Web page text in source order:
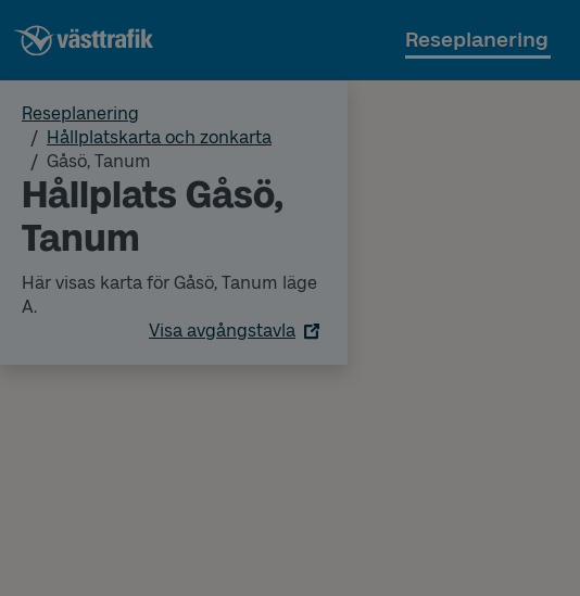
Reseplanering
Reseplanering
Hållplatskarta och zonkarta
Gåsö, Tanum
Hållplats Gåsö,
Tanum
Här visas karta för Gåsö, Tanum läge
A.
Visa avgångstavla